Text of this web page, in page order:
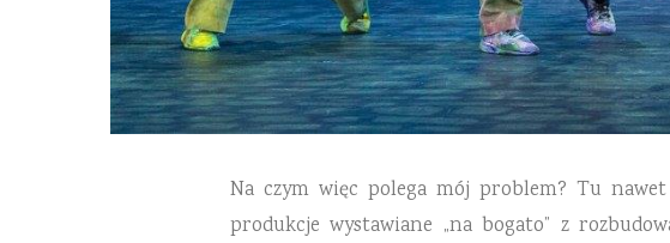
Na czym więc polega mój problem? Tu
produkcje wystawiane „na bogato” z